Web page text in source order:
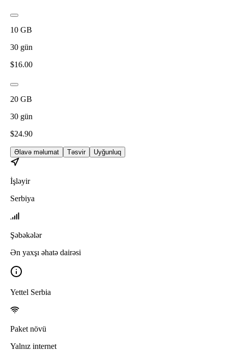
10 GB
30 gün
$16.00
20 GB
30 gün
$24.90
Əlavə məlumat Təsvir Uyğunluq
İşləyir
Serbiya
Şəbəkələr
Ən yaxşı əhatə dairəsi
Yettel Serbia
Paket növü
Yalnız internet